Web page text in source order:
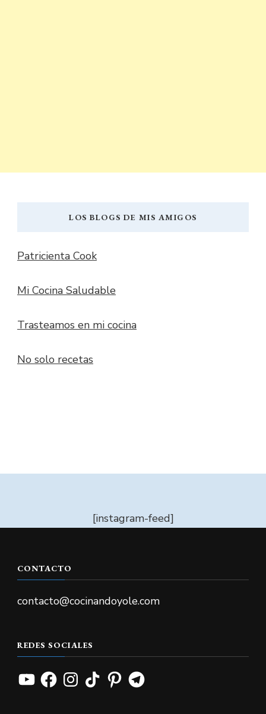
LOS BLOGS DE MIS AMIGOS
Patricienta Cook
Mi Cocina Saludable
Trasteamos en mi cocina
No solo recetas
[instagram-feed]
CONTACTO
contacto@cocinandoyole.com
REDES SOCIALES
YouTubeFacebookInstagramTikTokPinterestTelegram